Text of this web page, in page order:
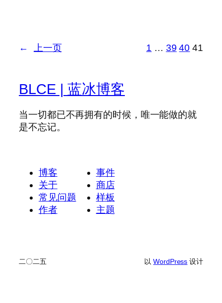
← 上一页 1 … 39 40 41
BLCE | 蓝冰博客
当一切都已不再拥有的时候，唯一能做的就
是不忘记。
博客
关于
常见问题
作者
事件
商店
样板
主题
二〇二五 以WordPress 设计